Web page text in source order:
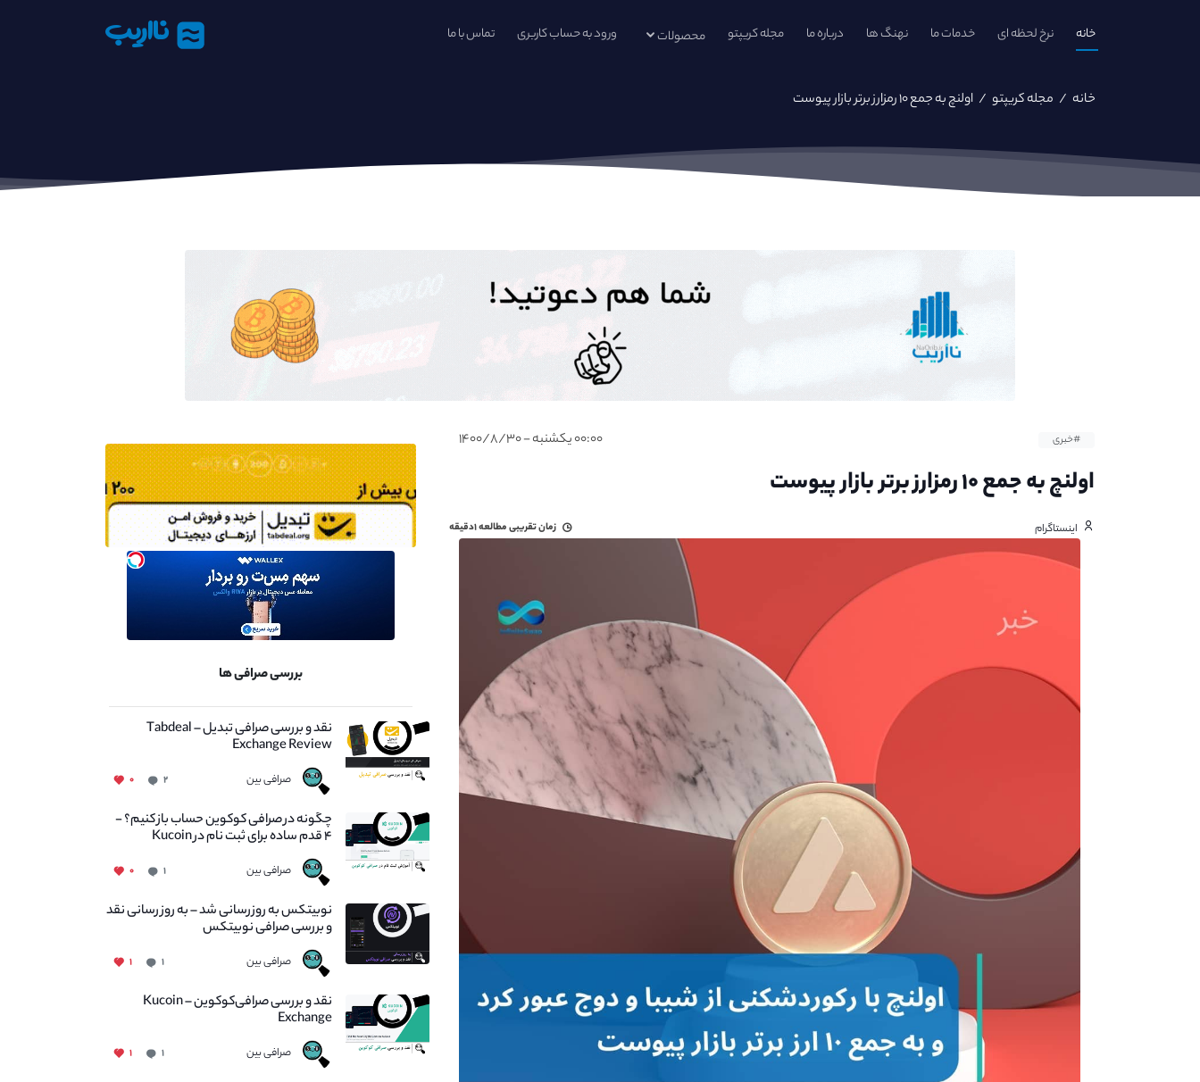
خانه نرخ لحظه ای خدمات ما نهنگ ها درباره ما مجله کریپتو محصولات ورود به حساب کاربری تماس با ما نااریب
خانه / مجله کریپتو / اولنچ به جمع ۱۰ رمزارز برتر بازار پیوست
#خبری ۰۰:۰۰ یکشنبه - ۱۴۰۰/۸/۳۰
اولنچ به جمع ۱۰ رمزارز برتر بازار پیوست
اینستاگرام زمان تقریبی مطالعه۱دقیقه
بررسی صرافی ها
نقد و بررسی صرافی تبدیل – Tabdeal
Exchange Review
صرافی بین ۲ ۰
چگونه در صرافی کوکوین حساب باز کنیم؟ -
۴ قدم ساده برای ثبت نام در Kucoin
صرافی بین ۱ ۰
نوبیتکس به روزرسانی شد – به روز رسانی نقد
و بررسی صرافی نوبیتکس
صرافی بین ۱ ۱
نقد و بررسی صرافی‌کوکوین – Kucoin
Exchange
صرافی بین ۱ ۱